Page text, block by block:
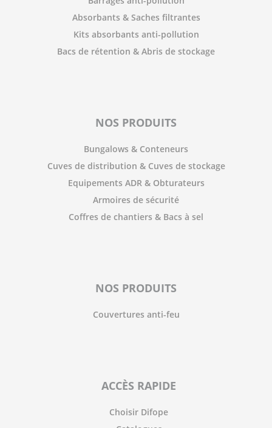
Absorbants & Saches filtrantes
Kits absorbants anti-pollution
Bacs de rétention & Abris de stockage
NOS PRODUITS
Bungalows & Conteneurs
Cuves de distribution & Cuves de stockage
Equipements ADR & Obturateurs
Armoires de sécurité
Coffres de chantiers & Bacs à sel
NOS PRODUITS
Couvertures anti-feu
ACCÈS RAPIDE
Choisir Difope